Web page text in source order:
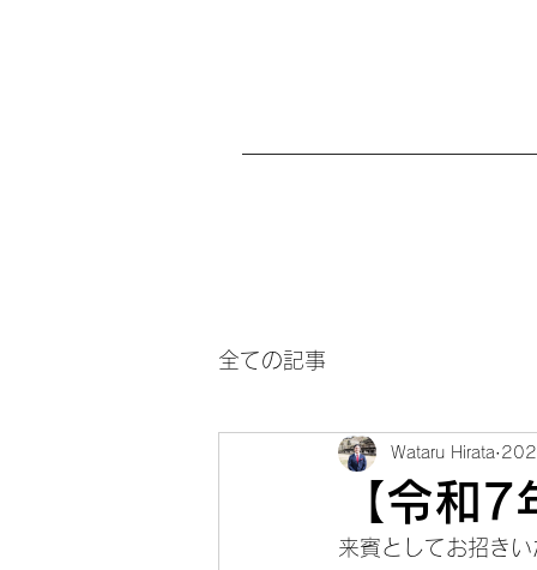
全ての記事
【令和
Wataru Hirata
来賓としてお招き